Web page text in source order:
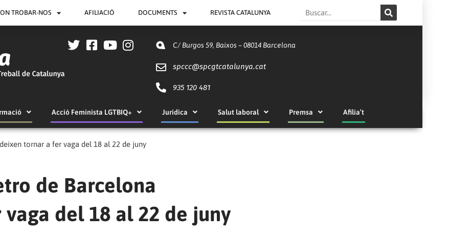
ON TROBAR-NOS AFILIACIÓ DOCUMENTS REVISTA CATALUNYA Search
C/ Burgos 59, Baixos – 08014 Barcelona
spccc@spcgtcatalunya.cat
935 120 481
Acció Feminista LGTBIQ+ Jurídica Salut laboral Premsa Afilia’t
tornar a fer vaga del 18 al 22 de juny
de Barcelona
del 18 al 22 de juny